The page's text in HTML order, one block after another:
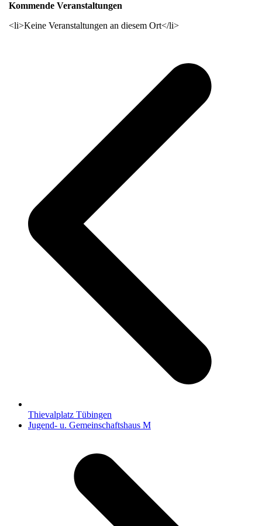
Kommende Veranstaltungen
<li>Keine Veranstaltungen an diesem Ort</li>
Thievalplatz Tübingen
Nächster
Jugend- u. Gemeinschaftshaus M